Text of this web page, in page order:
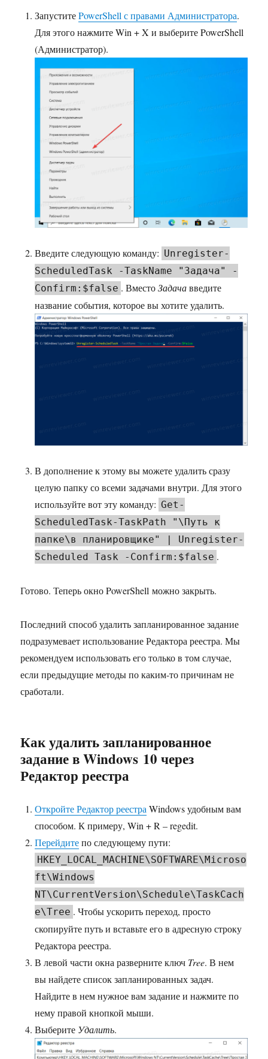
ЗапуститеPowerShell с правами Администратора.
Для этого нажмите Win + X и выберите PowerShell
(Администратор).
Введите следующую команду: Unregister-
ScheduledTask -TaskName "Задача" -
Confirm:$false . ВместоЗадачавведите
название события, которое вы хотите удалить.
В дополнение к этому вы можете удалить сразу
целую папку со всеми задачами внутри. Для этого
используйте вот эту команду: Get-
ScheduledTask-TaskPath "\Путь к
папке\в планировщике" | Unregister-
Scheduled Task -Confirm:$false .
Готово. Теперь окно PowerShell можно закрыть.
Последний способ удалить запланированное задание
подразумевает использование Редактора реестра. Мы
рекомендуем использовать его только в том случае,
если предыдущие методы по каким-то причинам не
сработали.
Как удалить запланированное
задание в Windows 10 через
Редактор реестра
Откройте Редактор реестраWindows удобным вам
способом. К примеру, Win + R – regedit.
Перейдитепо следующему пути:
HKEY_LOCAL_MACHINE\SOFTWARE\Microso
ft\Windows
NT\CurrentVersion\Schedule\TaskCach
e\Tree . Чтобы ускорить переход, просто
скопируйте путь и вставьте его в адресную строку
Редактора реестра.
В левой части окна разверните ключ Tree. В нем
вы найдете список запланированных задач.
Найдите в нем нужное вам задание и нажмите по
нему правой кнопкой мыши.
Выберите Удалить.